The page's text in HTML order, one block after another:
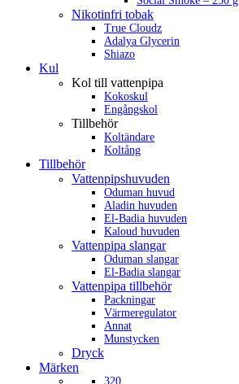
Nikotinfri tobak
True Cloudz
Adalya Glycerin
Shiazo
Kul
Kol till vattenpipa
Kokoskul
Engångskol
Tillbehör
Koltändare
Koltång
Tillbehör
Vattenpipshuvuden
Oduman huvud
Aladin huvuden
El-Badia huvuden
Kaloud huvuden
Vattenpipa slangar
Oduman slangar
El-Badia slangar
Vattenpipa tillbehör
Packningar
Värmeregulator
Annat
Munstycken
Dryck
Märken
320